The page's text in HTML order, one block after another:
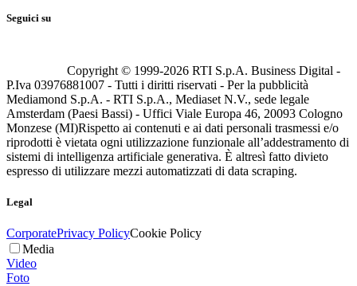
Seguici su
Copyright © 1999-2026 RTI S.p.A. Business Digital -
P.Iva 03976881007 - Tutti i diritti riservati - Per la pubblicità
Mediamond S.p.A. - RTI S.p.A., Mediaset N.V., sede legale
Amsterdam (Paesi Bassi) - Uffici Viale Europa 46, 20093 Cologno
Monzese (MI)Rispetto ai contenuti e ai dati personali trasmessi e/o
riprodotti è vietata ogni utilizzazione funzionale all’addestramento di
sistemi di intelligenza artificiale generativa. È altresì fatto divieto
espresso di utilizzare mezzi automatizzati di data scraping.
Legal
CorporatePrivacy PolicyCookie Policy
Media
Video
Foto